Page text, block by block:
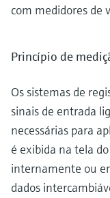
com medidores de
Princípio de
Os sistemas de
sinais de entrada
necessárias para
é exibida na tela
internamente ou
dados